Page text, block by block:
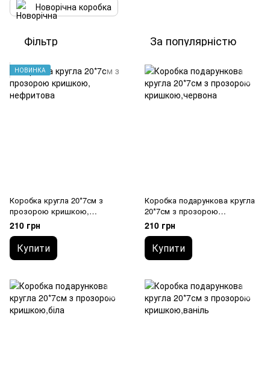
Новорічна коробка
Фільтр За популярністю
НОВИНКА
Коробка кругла 20*7см з
прозорою кришкою,
нефритова
210 грн
Купити
Коробка подарункова кругла
20*7см з прозорою
кришкою,червона
210 грн
Купити